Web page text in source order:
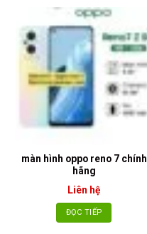
màn hình oppo reno 7 chính
hãng
Liên hệ
ĐỌC TIẾP